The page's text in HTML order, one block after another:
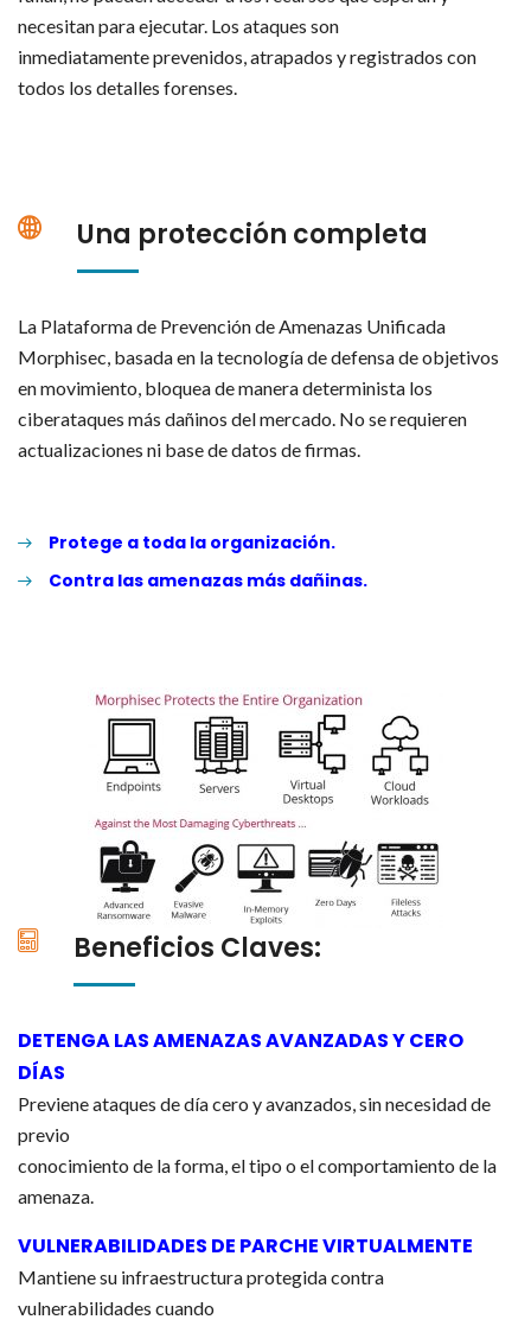
necesitan para ejecutar. Los ataques son
inmediatamente prevenidos, atrapados y registrados con
todos los detalles forenses.
Una protección completa
La Plataforma de Prevención de Amenazas Unificada
Morphisec, basada en la tecnología de defensa de objetivos
en movimiento, bloquea de manera determinista los
ciberataques más dañinos del mercado. No se requieren
actualizaciones ni base de datos de firmas.
Protege a toda la organización.
Contra las amenazas más dañinas.
Beneficios Claves:
DETENGA LAS AMENAZAS AVANZADAS Y CERO
DÍAS
Previene ataques de día cero y avanzados, sin necesidad de
previo
conocimiento de la forma, el tipo o el comportamiento de la
amenaza.
VULNERABILIDADES DE PARCHE VIRTUALMENTE
Mantiene su infraestructura protegida contra
vulnerabilidades cuando